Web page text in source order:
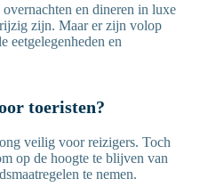
en dineren in luxe
zijn. Maar er zijn volop
eetgelegenheden en
toeristen?
veilig voor reizigers. Toch
op de hoogte te blijven van
te nemen.